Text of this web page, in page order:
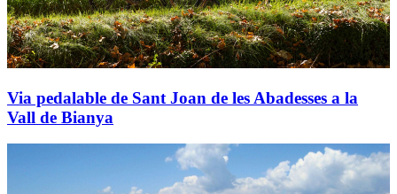
Via pedalable de Sant Joan de les Abadesses a la
Vall de Bianya